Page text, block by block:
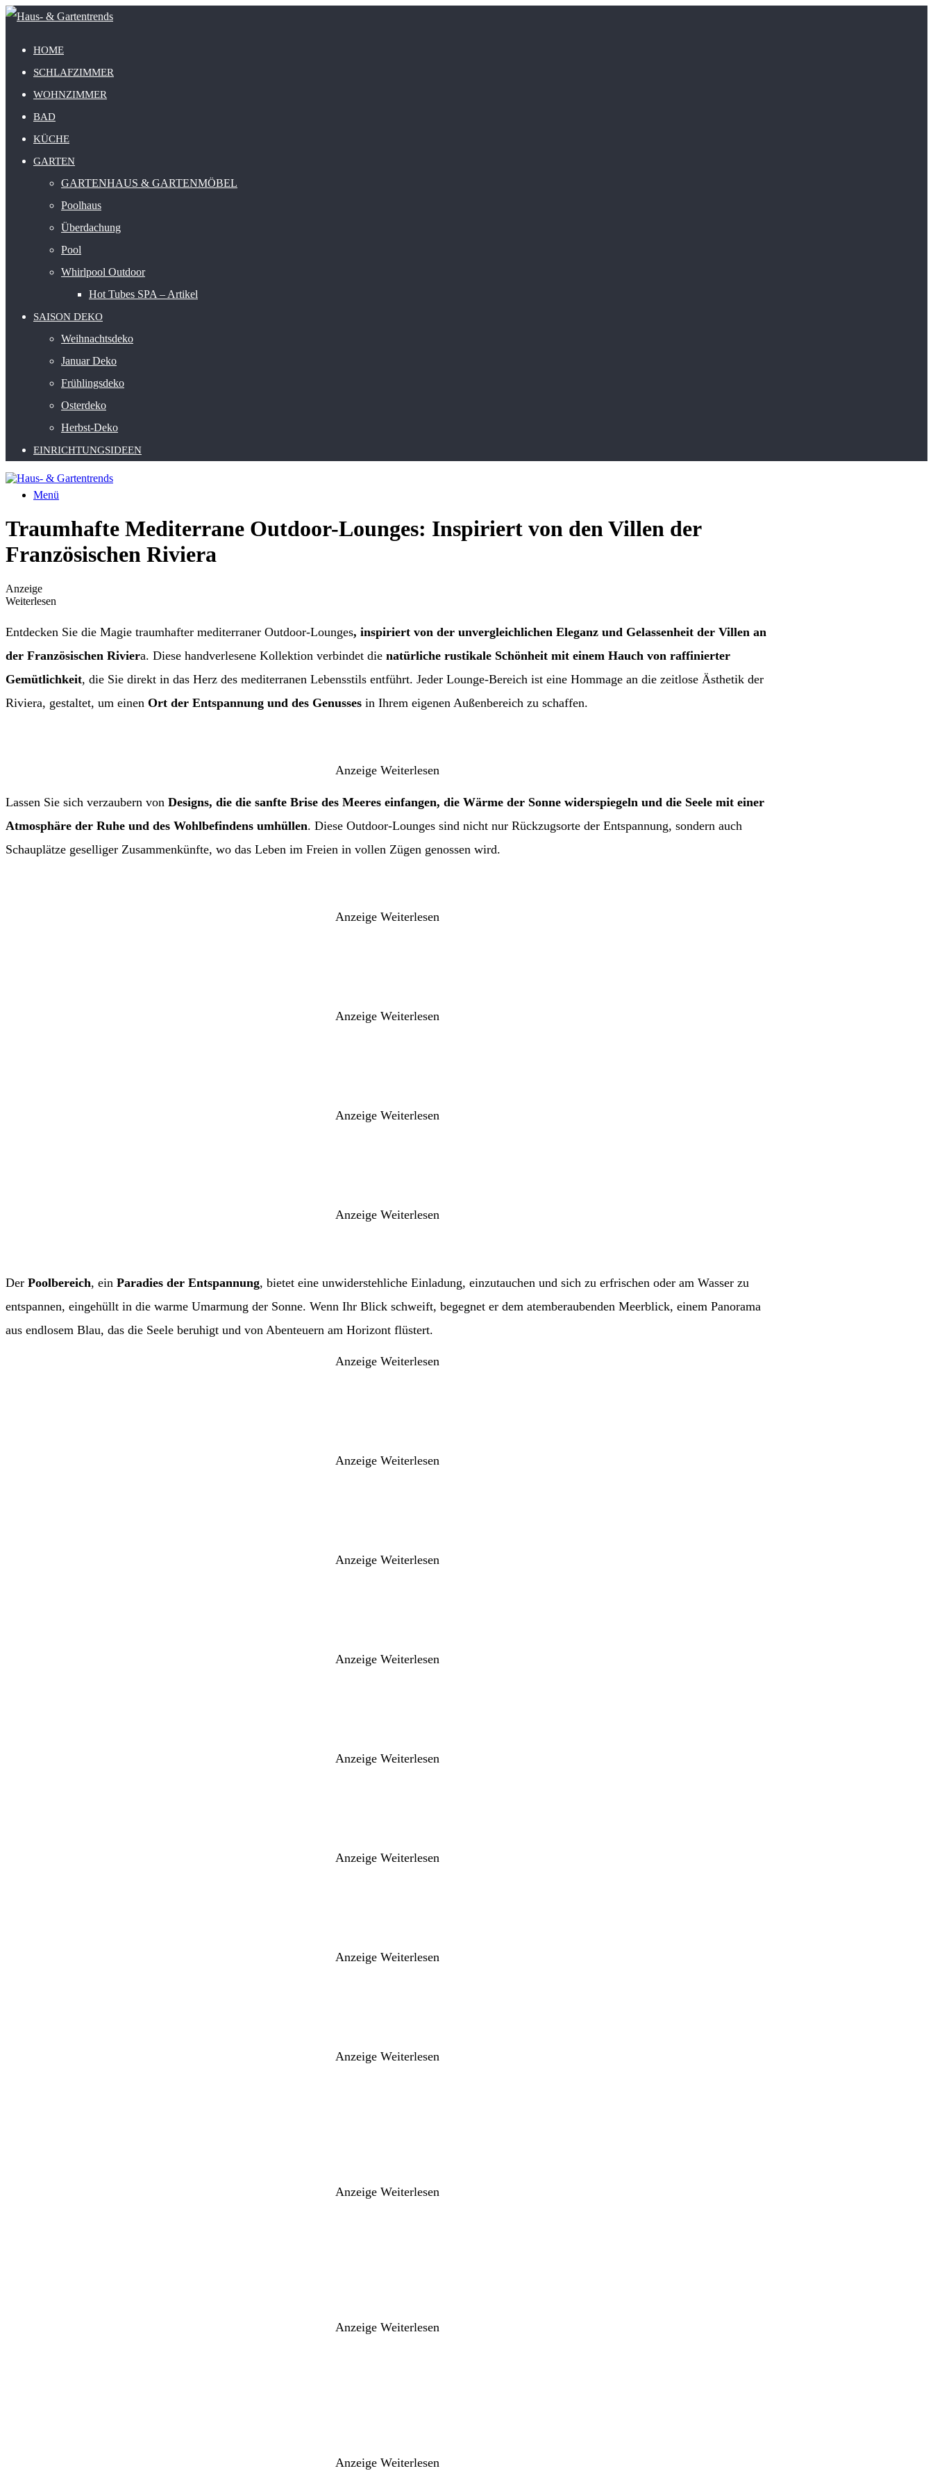
HOME
SCHLAFZIMMER
WOHNZIMMER
BAD
KÜCHE
GARTEN
GARTENHAUS & GARTENMÖBEL
Poolhaus
Überdachung
Pool
Whirlpool Outdoor
Hot Tubes SPA – Artikel
SAISON DEKO
Weihnachtsdeko
Januar Deko
Frühlingsdeko
Osterdeko
Herbst-Deko
EINRICHTUNGSIDEEN
Menü
Traumhafte Mediterrane Outdoor-Lounges: Inspiriert von den Villen der
Französischen Riviera
Anzeige
Weiterlesen
Entdecken Sie die Magie traumhafter mediterraner Outdoor-Lounges, inspiriert von der unvergleichlichen Eleganz und Gelassenheit der Villen an
der Französischen Riviera. Diese handverlesene Kollektion verbindet die natürliche rustikale Schönheit mit einem Hauch von raffinierter
Gemütlichkeit, die Sie direkt in das Herz des mediterranen Lebensstils entführt. Jeder Lounge-Bereich ist eine Hommage an die zeitlose Ästhetik der
Riviera, gestaltet, um einen Ort der Entspannung und des Genusses in Ihrem eigenen Außenbereich zu schaffen.
Anzeige Weiterlesen
Lassen Sie sich verzaubern von Designs, die die sanfte Brise des Meeres einfangen, die Wärme der Sonne widerspiegeln und die Seele mit einer
Atmosphäre der Ruhe und des Wohlbefindens umhüllen. Diese Outdoor-Lounges sind nicht nur Rückzugsorte der Entspannung, sondern auch
Schauplätze geselliger Zusammenkünfte, wo das Leben im Freien in vollen Zügen genossen wird.
Anzeige Weiterlesen
Anzeige Weiterlesen
Anzeige Weiterlesen
Anzeige Weiterlesen
Der Poolbereich, ein Paradies der Entspannung, bietet eine unwiderstehliche Einladung, einzutauchen und sich zu erfrischen oder am Wasser zu
entspannen, eingehüllt in die warme Umarmung der Sonne. Wenn Ihr Blick schweift, begegnet er dem atemberaubenden Meerblick, einem Panorama
aus endlosem Blau, das die Seele beruhigt und von Abenteuern am Horizont flüstert.
Anzeige Weiterlesen
Anzeige Weiterlesen
Anzeige Weiterlesen
Anzeige Weiterlesen
Anzeige Weiterlesen
Anzeige Weiterlesen
Anzeige Weiterlesen
Anzeige Weiterlesen
Anzeige Weiterlesen
Anzeige Weiterlesen
Anzeige Weiterlesen